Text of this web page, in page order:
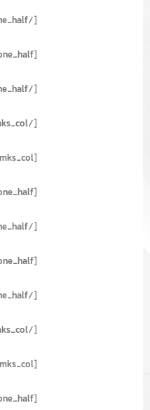
[/mks_one_half]
[mks_one_half]
[/mks_one_half]
[/mks_col]
[mks_col]
[mks_one_half]
[/mks_one_half]
[mks_one_half]
[/mks_one_half]
[/mks_col]
[mks_col]
[mks_one_half]